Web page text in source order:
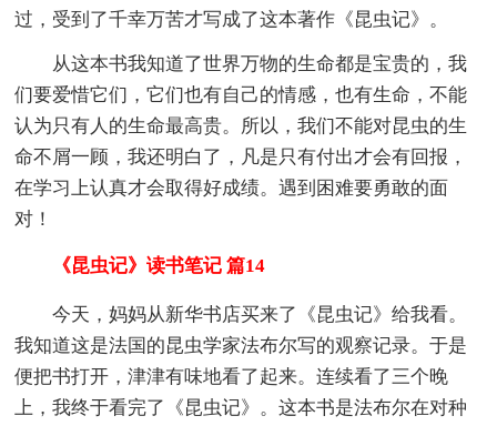
过，受到了千幸万苦才写成了这本著作《昆虫记》。
从这本书我知道了世界万物的生命都是宝贵的，我
们要爱惜它们，它们也有自己的情感，也有生命，不能
认为只有人的生命最高贵。所以，我们不能对昆虫的生
命不屑一顾，我还明白了，凡是只有付出才会有回报，
在学习上认真才会取得好成绩。遇到困难要勇敢的面
对！
《昆虫记》读书笔记 篇14
今天，妈妈从新华书店买来了《昆虫记》给我看。
我知道这是法国的昆虫学家法布尔写的观察记录。于是
便把书打开，津津有味地看了起来。连续看了三个晚
上，我终于看完了《昆虫记》。这本书是法布尔在对种